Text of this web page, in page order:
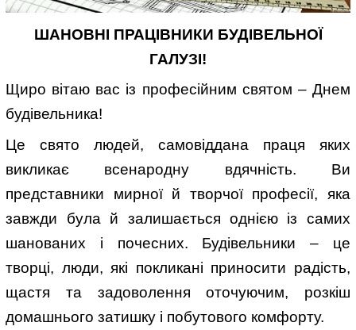
ШАНОВНІ ПРАЦІВНИКИ БУДІВЕЛЬНОЇ
ГАЛУЗІ!
Щиро вітаю вас із професійним святом – Днем
будівельника!
Це свято людей, самовіддана праця яких
викликає всенародну вдячність. Ви
представники мирної й творчої професії, яка
завжди була й залишається однією із самих
шанованих і почесних. Будівельники – це
творці, люди, які покликані приносити радість,
щастя та задоволення оточуючим, розкіш
домашнього затишку і побутового комфорту.